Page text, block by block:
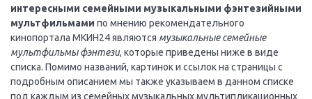
интересными семейными музыкальными фэнтезийными
мультфильмами по мнению рекомендательного
кинопортала МКИН24 являются музыкальные семейные
мультфильмы фэнтези, которые приведены ниже в виде
списка. Помимо названий, картинок и ссылок на страницы с
подробным описанием мы также указываем в данном списке
под каждым из семейных музыкальных мультипликационных